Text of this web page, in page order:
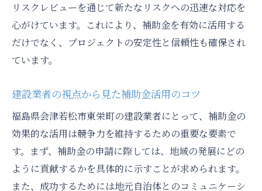
リスクレビューを通じて新たなリスクへの迅速な対応を
心がけています。これにより、補助金を有効に活用する
だけでなく、プロジェクトの安定性と信頼性も確保され
ています。
建設業者の視点から見た補助金活用のコツ
福島県会津若松市東栄町の建設業者にとって、補助金の
効果的な活用は競争力を維持するための重要な要素で
す。まず、補助金の申請に際しては、地域の発展にどの
ように貢献するかを具体的に示すことが求められます。
また、成功するためには地元自治体とのコミュニケーシ